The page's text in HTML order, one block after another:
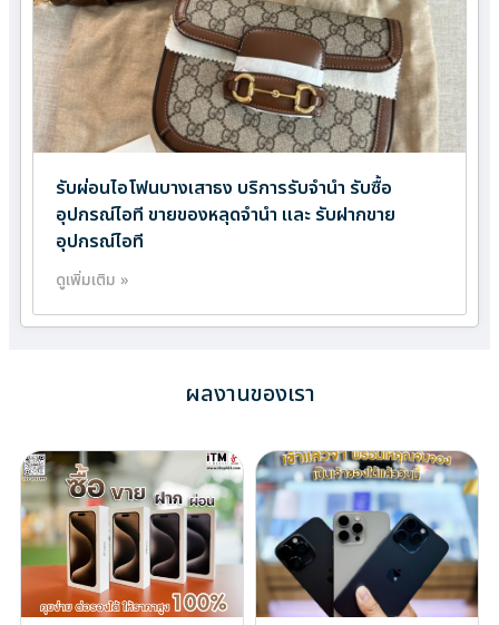
รับผ่อนไอโฟนบางเสาธง บริการรับจำนำ รับซื้อ
อุปกรณ์ไอที ขายของหลุดจำนำ และ รับฝากขาย
อุปกรณ์ไอที
ดูเพิ่มเติม »
ผลงานของเรา